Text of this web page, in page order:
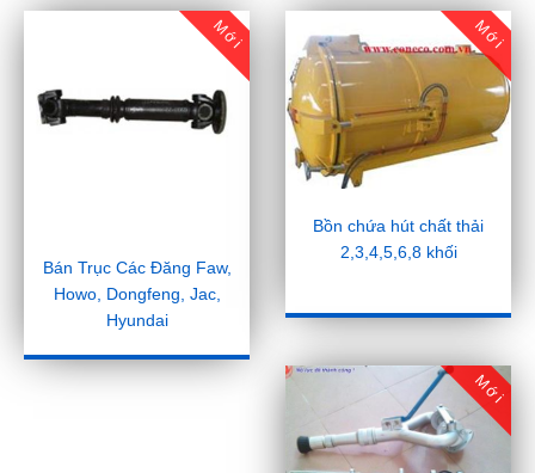
Mới
Bán Trục Các Đăng Faw,
Howo, Dongfeng, Jac,
Hyundai
Mới
Bồn chứa hút chất thải
2,3,4,5,6,8 khối
Mới